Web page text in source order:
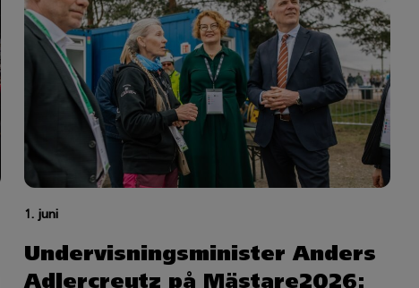
1. juni
Undervisningsminister Anders
Adlercreutz på Mästare2026: